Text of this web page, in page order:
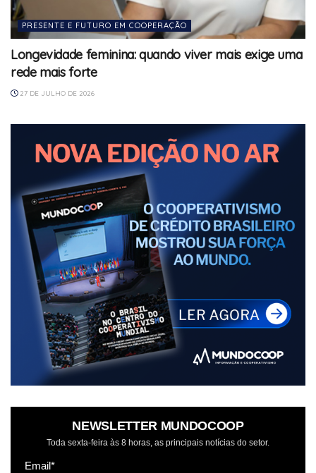
PRESENTE E FUTURO EM COOPERAÇÃO
Longevidade feminina: quando viver mais exige uma
rede mais forte
27 DE JULHO DE 2026
NEWSLETTER MUNDOCOOP
Toda sexta-feira às 8 horas, as principais notícias do setor.
Email*